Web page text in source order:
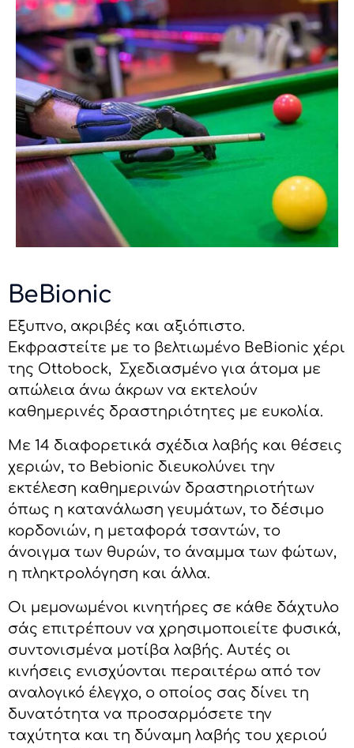
BeBionic
Eξυπνο, ακριβές και αξιόπιστο.
Εκφραστείτε με το βελτιωμένο BeBionic χέρι
της Ottobock, Σχεδιασμένο για άτομα με
απώλεια άνω άκρων να εκτελούν
καθημερινές δραστηριότητες με ευκολία.
Με 14 διαφορετικά σχέδια λαβής και θέσεις
χεριών, το Bebionic διευκολύνει την
εκτέλεση καθημερινών δραστηριοτήτων
όπως η κατανάλωση γευμάτων, το δέσιμο
κορδονιών, η μεταφορά τσαντών, το
άνοιγμα των θυρών, το άναμμα των φώτων,
η πληκτρολόγηση και άλλα.
Οι μεμονωμένοι κινητήρες σε κάθε δάχτυλο
σάς επιτρέπουν να χρησιμοποιείτε φυσικά,
συντονισμένα μοτίβα λαβής. Αυτές οι
κινήσεις ενισχύονται περαιτέρω από τον
αναλογικό έλεγχο, ο οποίος σας δίνει τη
δυνατότητα να προσαρμόσετε την
ταχύτητα και τη δύναμη λαβής του χεριού